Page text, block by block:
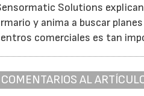
Solutions
y anima a buscar
comerciales es tan
COMENTARIOS AL